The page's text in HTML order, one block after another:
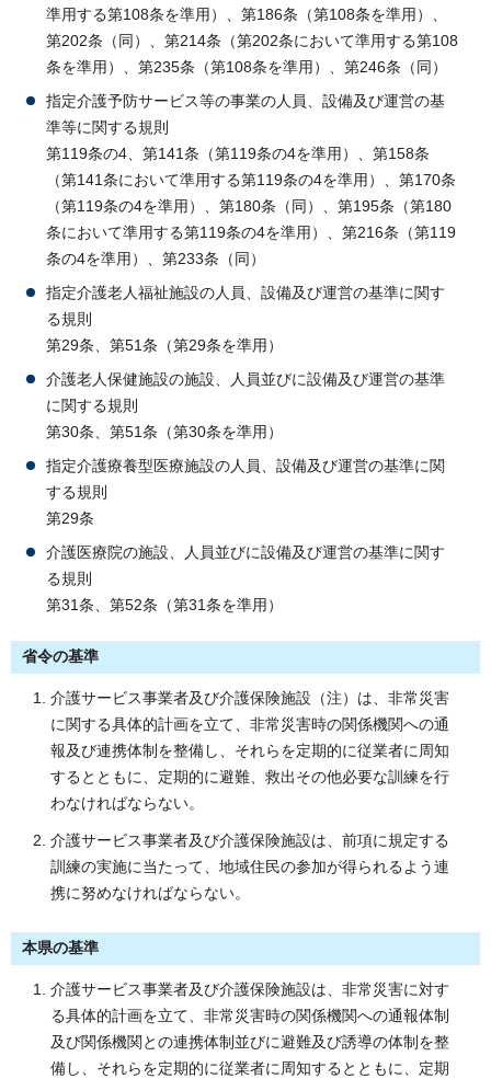
準用する第108条を準用）、第186条（第108条を準用）、
第202条（同）、第214条（第202条において準用する第108
条を準用）、第235条（第108条を準用）、第246条（同）
指定介護予防サービス等の事業の人員、設備及び運営の基
準等に関する規則
第119条の4、第141条（第119条の4を準用）、第158条
（第141条において準用する第119条の4を準用）、第170条
（第119条の4を準用）、第180条（同）、第195条（第180
条において準用する第119条の4を準用）、第216条（第119
条の4を準用）、第233条（同）
指定介護老人福祉施設の人員、設備及び運営の基準に関す
る規則
第29条、第51条（第29条を準用）
介護老人保健施設の施設、人員並びに設備及び運営の基準
に関する規則
第30条、第51条（第30条を準用）
指定介護療養型医療施設の人員、設備及び運営の基準に関
する規則
第29条
介護医療院の施設、人員並びに設備及び運営の基準に関す
る規則
第31条、第52条（第31条を準用）
省令の基準
介護サービス事業者及び介護保険施設（注）は、非常災害
に関する具体的計画を立て、非常災害時の関係機関への通
報及び連携体制を整備し、それらを定期的に従業者に周知
するとともに、定期的に避難、救出その他必要な訓練を行
わなければならない。
介護サービス事業者及び介護保険施設は、前項に規定する
訓練の実施に当たって、地域住民の参加が得られるよう連
携に努めなければならない。
本県の基準
介護サービス事業者及び介護保険施設は、非常災害に対す
る具体的計画を立て、非常災害時の関係機関への通報体制
及び関係機関との連携体制並びに避難及び誘導の体制を整
備し、それらを定期的に従業者に周知するとともに、定期